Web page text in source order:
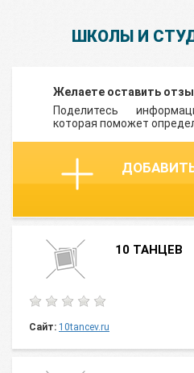
ШКОЛЫ И
Желаете оставить
Поделитесь
которая поможет
10 ТАНЦЕВ
Сайт: 10tancev.ru